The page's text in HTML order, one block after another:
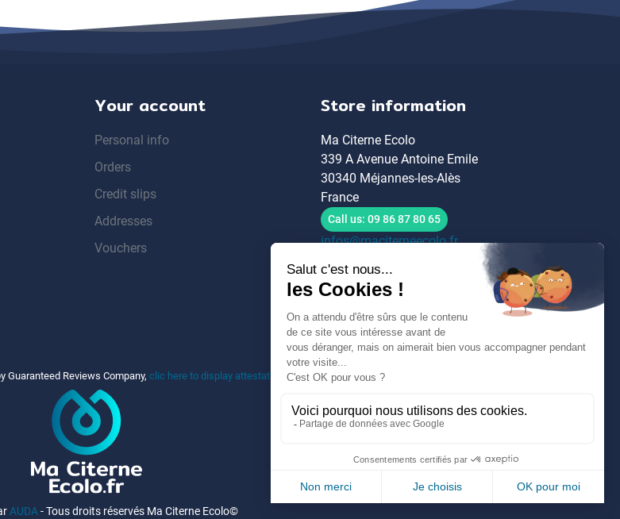
Your account
Personal info
Orders
Credit slips
Addresses
Vouchers
Store information
Ma Citerne Ecolo
339 A Avenue Antoine Emile
30340 Méjannes-les-Alès
France
Call us: 09 86 87 80 65
infos@maciterneecolo.fr
Guaranteed Reviews Company, clic here to display attestation
AUDA- Tous droits réservés Ma Citerne Ecolo©